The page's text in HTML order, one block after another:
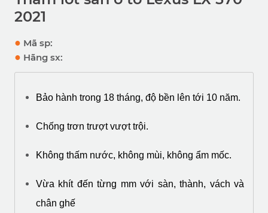
2021
● Mã sp:
● Hãng sx:
Bảo hành trong 18 tháng, độ bền lên tới 10 năm.
Chống trơn trượt vượt trội.
Không thấm nước, không mùi, không ẩm mốc.
Vừa khít đến từng mm với sàn, thành, vách và
chân ghế